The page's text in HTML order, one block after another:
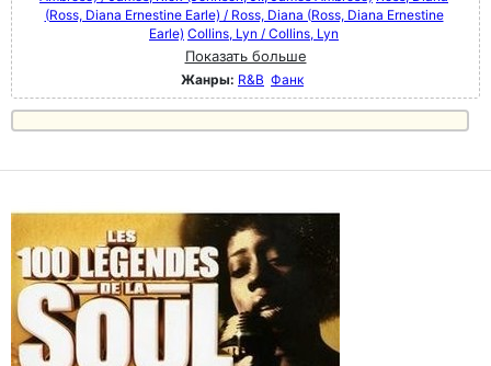
(Ross, Diana Ernestine Earle) / Ross, Diana (Ross, Diana Ernestine
Earle) Collins, Lyn / Collins, Lyn
Показать больше
Жанры: R&B Фанк